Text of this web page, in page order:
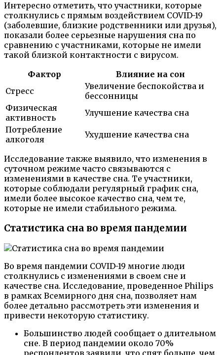
Интересно отметить, что участники, которые
столкнулись с прямым воздействием COVID-19
(заболевшие, близкие родственники или друзья),
показали более серьезные нарушения сна по
сравнению с участниками, которые не имели
такой близкой контактности с вирусом.
Фактор
Влияние на сон
Стресс
Увеличение беспокойства и
бессонницы
Физическая
активность
Улучшение качества сна
Потребление
алкоголя
Ухудшение качества сна
Исследование также выявило, что изменения в
суточном режиме часто связываются с
изменениями в качестве сна. Те участники,
которые соблюдали регулярный график сна,
имели более высокое качество сна, чем те,
которые не имели стабильного режима.
Статистика сна во время пандемии
Во время пандемии COVID-19 многие люди
столкнулись с изменениями в своем сне и
качестве сна. Исследование, проведенное Philips
в рамках Всемирного дня сна, позволяет нам
более детально рассмотреть эти изменения и
привести некоторую статистику.
Большинство людей сообщает о длительном
сне. В период пандемии около 70%
респондентов заявили, что спят больше, чем